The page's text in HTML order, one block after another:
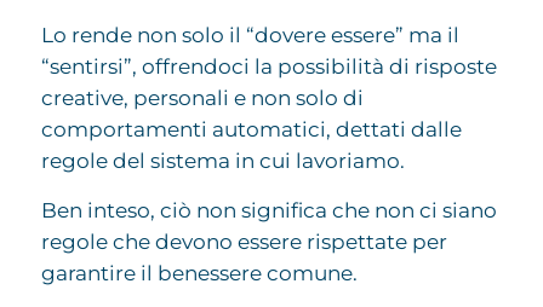
Lo rende non solo il “dovere essere” ma il
“sentirsi”, offrendoci la possibilità di risposte
creative, personali e non solo di
comportamenti automatici, dettati dalle
regole del sistema in cui lavoriamo.
Ben inteso, ciò non significa che non ci siano
regole che devono essere rispettate per
garantire il benessere comune.